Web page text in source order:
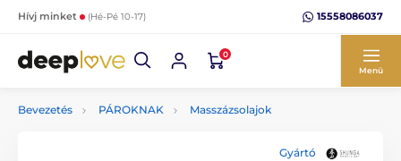
Hívj minket (Hé-Pé 10-17) 15558086037
0
Menü
Bevezetés PÁROKNAK Masszázsolajok
Gyártó